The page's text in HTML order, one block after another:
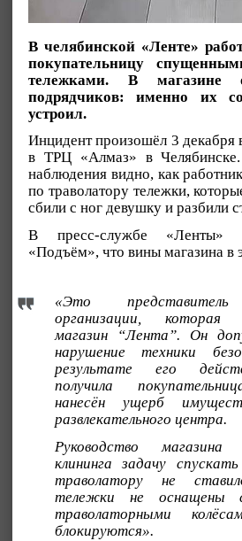
В челябинской «Ленте»
покупательницу
тележками. В магазине
подрядчиков: именно их
устроил.
Инцидент произошёл 3 декабря
в ТРЦ «Алмаз» в
наблюдения видно, как
по траволатору тележки,
сбили с ног девушку и разбили
В пресс-службе «Ленты»
«Подъём», что вины магазина в
«Это представитель
организации, которая
магазин “Лента”. Он
нарушение техники
результате его
получила
нанесён ущерб
развлекательного центра.
Руководство магазина
клининга задачу
траволатору не
тележки не оснащены
траволаторными
блокируются».